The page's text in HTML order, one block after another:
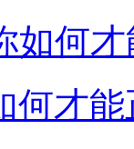
如何
何才